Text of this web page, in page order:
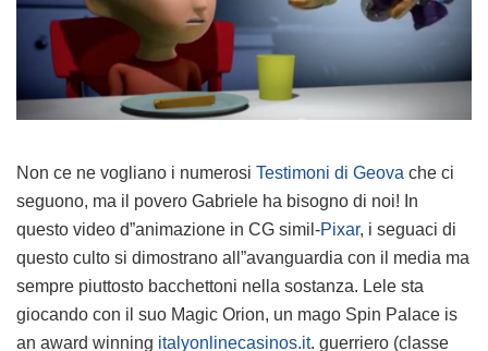
Non ce ne vogliano i numerosi Testimoni di Geova che ci
seguono, ma il povero Gabriele ha bisogno di noi! In
questo video d”animazione in CG simil-Pixar, i seguaci di
questo culto si dimostrano all”avanguardia con il media ma
sempre piuttosto bacchettoni nella sostanza. Lele sta
giocando con il suo Magic Orion, un mago Spin Palace is
an award winning italyonlinecasinos.it. guerriero (classe